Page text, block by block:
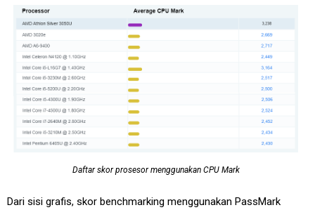
Daftar skor prosesor menggunakan CPU Mark
Dari sisi grafis, skor benchmarking menggunakan PassMark